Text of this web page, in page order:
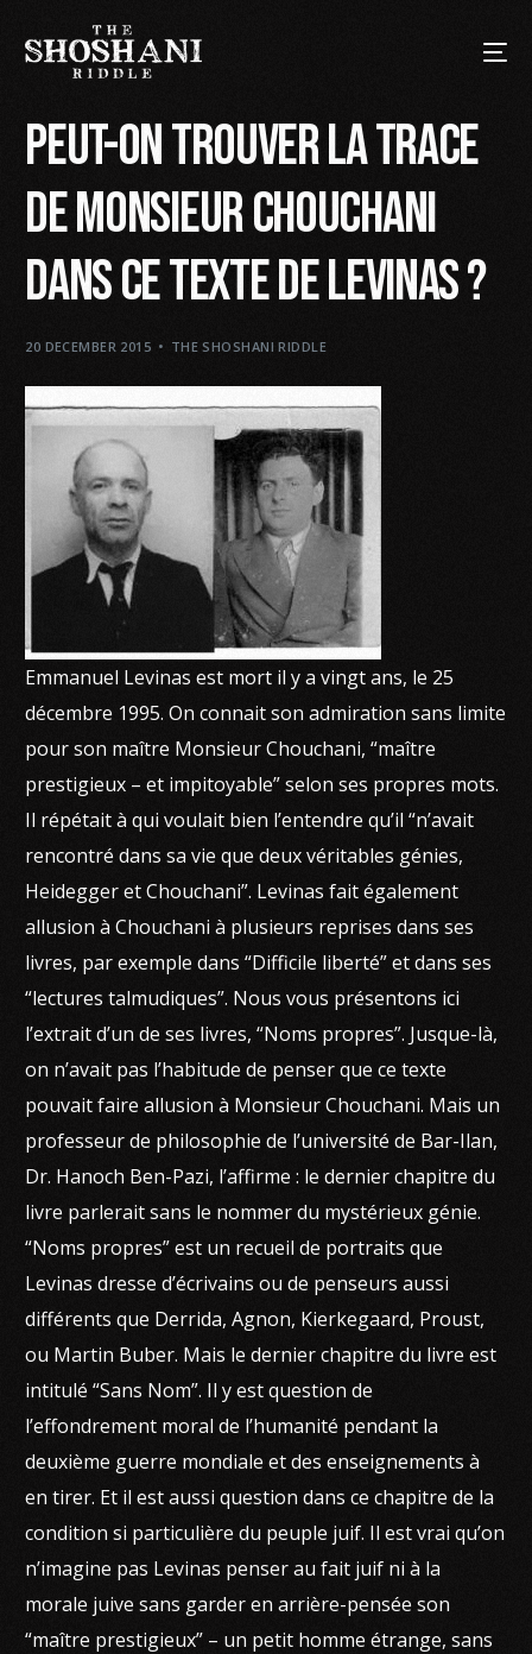
Peut-on trouver la trace
de Monsieur Chouchani
dans ce texte de Levinas ?
20 DECEMBER 2015 THE SHOSHANI RIDDLE
Emmanuel Levinas est mort il y a vingt ans, le 25
décembre 1995. On connait son admiration sans limite
pour son maître Monsieur Chouchani, “maître
prestigieux – et impitoyable” selon ses propres mots.
Il répétait à qui voulait bien l’entendre qu’il “n’avait
rencontré dans sa vie que deux véritables génies,
Heidegger et Chouchani”. Levinas fait également
allusion à Chouchani à plusieurs reprises dans ses
livres, par exemple dans “Difficile liberté” et dans ses
“lectures talmudiques”. Nous vous présentons ici
l’extrait d’un de ses livres, “Noms propres”. Jusque-là,
on n’avait pas l’habitude de penser que ce texte
pouvait faire allusion à Monsieur Chouchani. Mais un
professeur de philosophie de l’université de Bar-Ilan,
Dr. Hanoch Ben-Pazi, l’affirme : le dernier chapitre du
livre parlerait sans le nommer du mystérieux génie.
“Noms propres” est un recueil de portraits que
Levinas dresse d’écrivains ou de penseurs aussi
différents que Derrida, Agnon, Kierkegaard, Proust,
ou Martin Buber. Mais le dernier chapitre du livre est
intitulé “Sans Nom”. Il y est question de
l’effondrement moral de l’humanité pendant la
deuxième guerre mondiale et des enseignements à
en tirer. Et il est aussi question dans ce chapitre de la
condition si particulière du peuple juif. Il est vrai qu’on
n’imagine pas Levinas penser au fait juif ni à la
morale juive sans garder en arrière-pensée son
“maître prestigieux” – un petit homme étrange, sans